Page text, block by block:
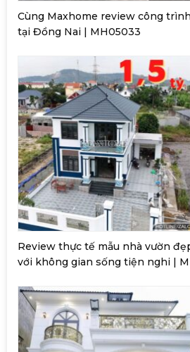
Cùng Maxhome review công
tại Đồng Nai | MH05033
Review thực tế mẫu nhà vườn
với không gian sống tiện nghi |